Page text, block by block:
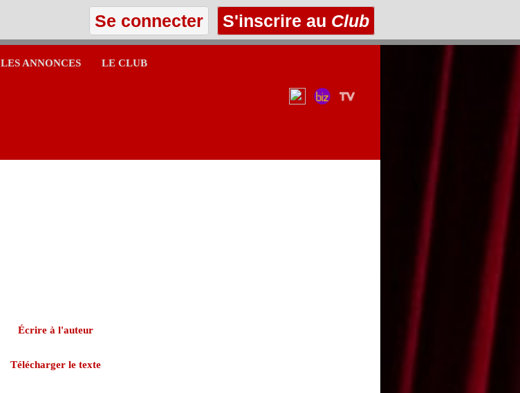
Se connecter S'inscrire au Club
LES ANNONCES LE CLUB
Écrire à l'auteur
Télécharger le texte